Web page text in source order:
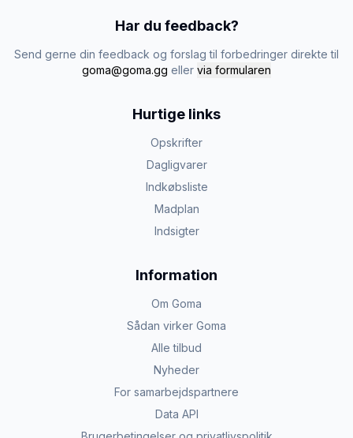
Har du feedback?
Send gerne din feedback og forslag til forbedringer direkte til
goma@goma.gg eller via formularen
Hurtige links
Opskrifter
Dagligvarer
Indkøbsliste
Madplan
Indsigter
Information
Om Goma
Sådan virker Goma
Alle tilbud
Nyheder
For samarbejdspartnere
Data API